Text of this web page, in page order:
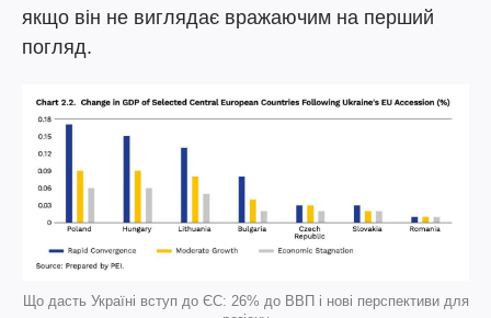
якщо він не виглядає вражаючим на перший
погляд.
Що дасть Україні вступ до ЄС: 26% до ВВП і нові перспективи для